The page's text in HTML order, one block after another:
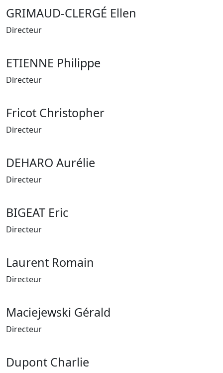
GRIMAUD-CLERGÉ Ellen
Directeur
ETIENNE Philippe
Directeur
Fricot Christopher
Directeur
DEHARO Aurélie
Directeur
BIGEAT Eric
Directeur
Laurent Romain
Directeur
Maciejewski Gérald
Directeur
Dupont Charlie